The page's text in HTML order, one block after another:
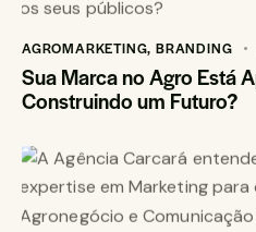
AGROMARKETING,BRANDING
Sua Marca no Agro Está
Construindo um Futuro?